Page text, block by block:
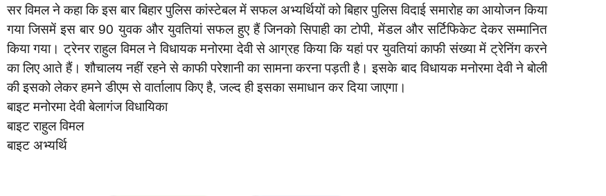
सर विमल ने कहा कि इस बार बिहार पुलिस कांस्टेबल में सफल अभ्यर्थियों को बिहार पुलिस विदाई समारोह का आयोजन किया
गया जिसमें इस बार 90 युवक और युवतियां सफल हुए हैं जिनको सिपाही का टोपी, मेंडल और सर्टिफिकेट देकर सम्मानित
किया गया। ट्रेनर राहुल विमल ने विधायक मनोरमा देवी से आग्रह किया कि यहां पर युवतियां काफी संख्या में ट्रेनिंग करने
का लिए आते हैं। शौचालय नहीं रहने से काफी परेशानी का सामना करना पड़ती है। इसके बाद विधायक मनोरमा देवी ने बोली
की इसको लेकर हमने डीएम से वार्तालाप किए है, जल्द ही इसका समाधान कर दिया जाएगा।
बाइट मनोरमा देवी बेलागंज विधायिका
बाइट राहुल विमल
बाइट अभ्यर्थि